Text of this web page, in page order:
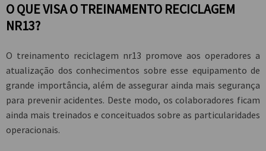
O QUE VISA O TREINAMENTO RECICLAGEM
NR13?
O treinamento reciclagem nr13 promove aos operadores a
atualização dos conhecimentos sobre esse equipamento de
grande importância, além de assegurar ainda mais segurança
para prevenir acidentes. Deste modo, os colaboradores ficam
ainda mais treinados e conceituados sobre as particularidades
operacionais.